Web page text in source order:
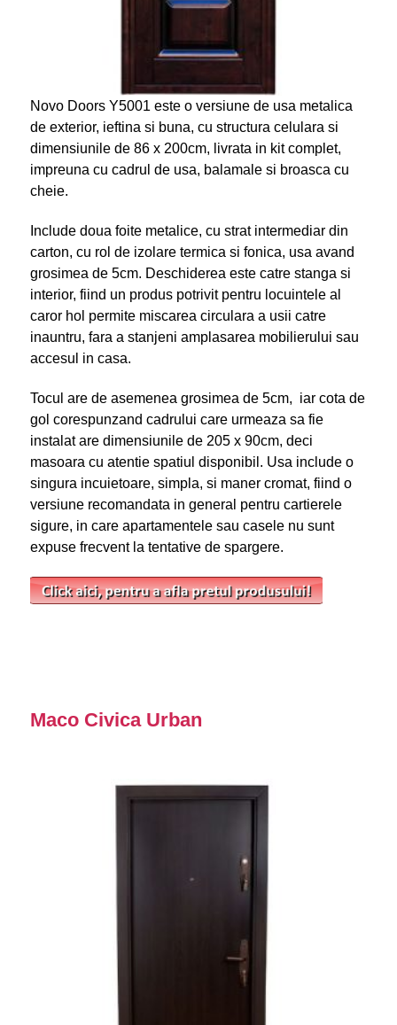
Novo Doors Y5001 este o versiune de usa metalica
de exterior, ieftina si buna, cu structura celulara si
dimensiunile de 86 x 200cm, livrata in kit complet,
impreuna cu cadrul de usa, balamale si broasca cu
cheie.
Include doua foite metalice, cu strat intermediar din
carton, cu rol de izolare termica si fonica, usa avand
grosimea de 5cm. Deschiderea este catre stanga si
interior, fiind un produs potrivit pentru locuintele al
caror hol permite miscarea circulara a usii catre
inauntru, fara a stanjeni amplasarea mobilierului sau
accesul in casa.
Tocul are de asemenea grosimea de 5cm, iar cota de
gol corespunzand cadrului care urmeaza sa fie
instalat are dimensiunile de 205 x 90cm, deci
masoara cu atentie spatiul disponibil. Usa include o
singura incuietoare, simpla, si maner cromat, fiind o
versiune recomandata in general pentru cartierele
sigure, in care apartamentele sau casele nu sunt
expuse frecvent la tentative de spargere.
Maco Civica Urban